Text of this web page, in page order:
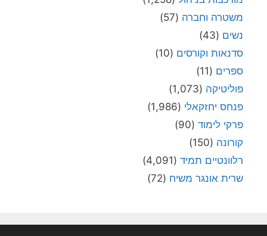
משטרה וחברה (57)
נשים (43)
סדנאות וקורסים (10)
ספרים (11)
פוליטיקה (1,073)
פנחס יחזקאלי (1,986)
פרקי לימוד (90)
קורונה (150)
רלוונטיים תמיד (4,091)
שרית אונגר משיח (72)